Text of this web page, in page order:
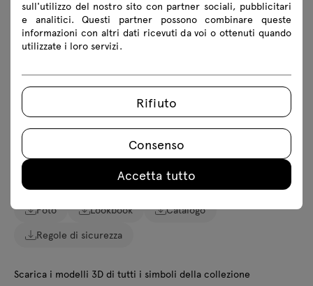
Specifiche tecniche
Finiture
Ecologia
Download
Scarica
Foto Lookbook
Catalogo
Regole di sicurezza
Scarica i modelli 3D di tutti i simboli della collezione
sull'utilizzo del nostro sito con partner sociali, pubblicitari
e analitici. Questi partner possono combinare queste
informazioni con altri dati ricevuti da voi o ottenuti quando
utilizzate i loro servizi.
Rifiuto
Consenso
Accetta tutto